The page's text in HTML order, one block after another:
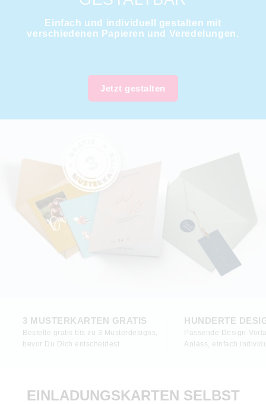
Einfach und individuell gestalten mit
verschiedenen Papieren und Veredelungen.
Jetzt gestalten
3 MUSTERKARTEN GRATIS
Bestelle gratis bis zu 3 Musterdesigns,
bevor Du Dich entscheidest.
HUNDERTE
Passende Design-
Anlass, einfach
EINLADUNGSKARTEN SELBST